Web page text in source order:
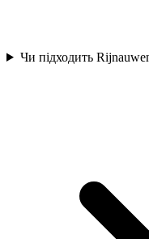
Чи підходить